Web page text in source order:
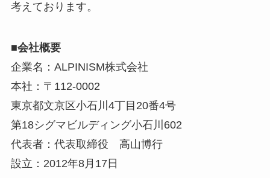
考えております。
■会社概要
企業名：ALPINISM株式会社
本社：〒112-0002
東京都文京区小石川4丁目20番4号
第18シグマビルディング小石川602
代表者：代表取締役 高山博行
設立：2012年8月17日